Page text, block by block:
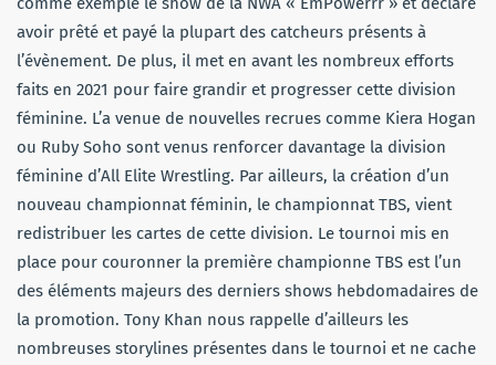
avoir prêté et payé la plupart des catcheurs présents à
l’évènement. De plus, il met en avant les nombreux efforts
faits en 2021 pour faire grandir et progresser cette division
féminine. L’a venue de nouvelles recrues comme Kiera Hogan
ou Ruby Soho sont venus renforcer davantage la division
féminine d’All Elite Wrestling. Par ailleurs, la création d’un
nouveau championnat féminin, le championnat TBS, vient
redistribuer les cartes de cette division. Le tournoi mis en
place pour couronner la première championne TBS est l’un
des éléments majeurs des derniers shows hebdomadaires de
la promotion. Tony Khan nous rappelle d’ailleurs les
nombreuses storylines présentes dans le tournoi et ne cache